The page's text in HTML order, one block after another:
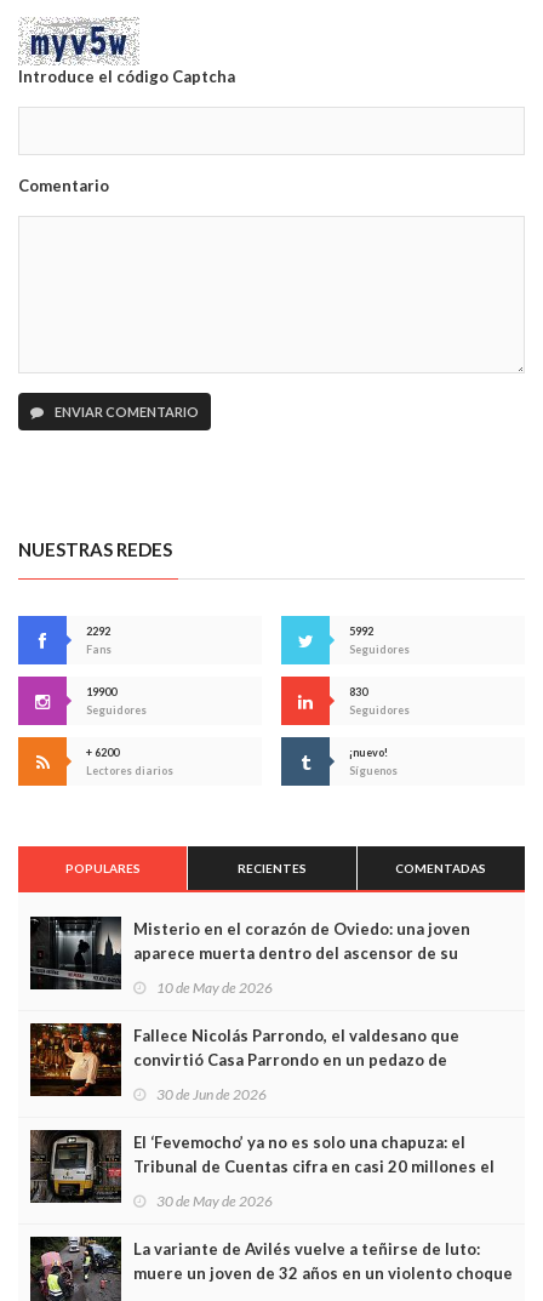
Introduce el código Captcha
Comentario
ENVIAR COMENTARIO
NUESTRAS REDES
2292
Fans
5992
Seguidores
19900
Seguidores
830
Seguidores
+ 6200
Lectores diarios
¡nuevo!
Síguenos
POPULARES RECIENTES COMENTADAS
Misterio en el corazón de Oviedo: una joven
aparece muerta dentro del ascensor de su
edificio y las cámaras captan sus últimos minutos
10 de May de 2026
Fallece Nicolás Parrondo, el valdesano que
convirtió Casa Parrondo en un pedazo de
Asturias en Madrid
30 de Jun de 2026
El ‘Fevemocho’ ya no es solo una chapuza: el
Tribunal de Cuentas cifra en casi 20 millones el
sobrecoste de los trenes que no cabían por los
30 de May de 2026
La variante de Avilés vuelve a teñirse de luto:
muere un joven de 32 años en un violento choque